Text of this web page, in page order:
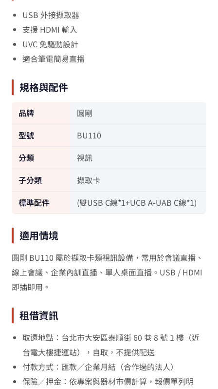
USB 外接擷取器
支援 HDMI 輸入
UVC 免驅動設計
適合筆電簡易直播
規格與配件
品牌
圓剛
型號
BU110
分類
視訊
子分類
擷取卡
標準配件
(雙USB C線*1+UCB A-UAB C線*1)
適用情境
圓剛 BU110 屬於擷取卡類視訊設備，常用於會議直播、
線上會議、企業內訓直播、單人桌面直播。USB / HDMI
即插即用。
租借資訊
取還地點：台北市大安區泰順街 60 巷 8 號 1 樓（近
台電大樓捷運站），自取，不提供配送
付款方式：匯款／企業月結（合作過的法人）
保險／押金：依專案與器材市價計算，報價單列明